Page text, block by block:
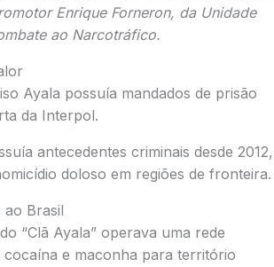
Enrique Forneron, da Unidade
ao Narcotráfico.
Ayala possuía mandados de prisão
da Interpol.
antecedentes criminais desde 2012,
doloso em regiões de fronteira.
ao Brasil
“Clã Ayala” operava uma rede
e maconha para território